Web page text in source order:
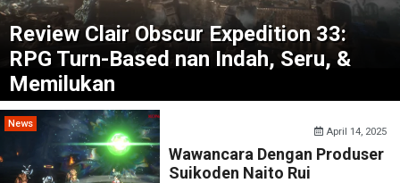
Review Clair Obscur Expedition 33:
RPG Turn-Based nan Indah, Seru, &
Memilukan
News
April 14, 2025
Wawancara Dengan Produser
Suikoden Naito Rui